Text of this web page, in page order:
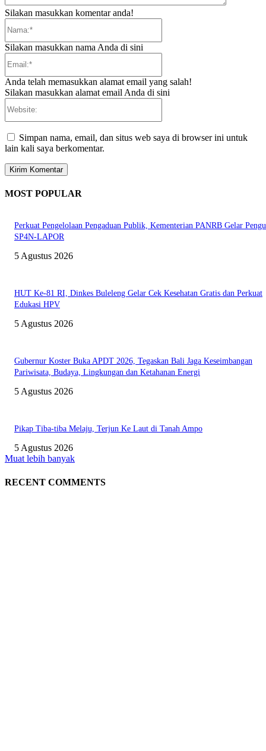
Silakan masukkan komentar anda!
Silakan masukkan nama Anda di sini
Anda telah memasukkan alamat email yang salah!
Silakan masukkan alamat email Anda di sini
Simpan nama, email, dan situs web saya di browser ini untuk
lain kali saya berkomentar.
MOST POPULAR
Perkuat Pengelolaan Pengaduan Publik, Kementerian PANRB Gelar
SP4N-LAPOR
5 Agustus 2026
HUT Ke-81 RI, Dinkes Buleleng Gelar Cek Kesehatan Gratis dan Perkuat
Edukasi HPV
5 Agustus 2026
Gubernur Koster Buka APDT 2026, Tegaskan Bali Jaga Keseimbangan
Pariwisata, Budaya, Lingkungan dan Ketahanan Energi
5 Agustus 2026
Pikap Tiba-tiba Melaju, Terjun Ke Laut di Tanah Ampo
5 Agustus 2026
Muat lebih banyak
RECENT COMMENTS